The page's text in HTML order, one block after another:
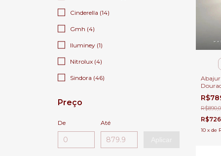
Cinderella (14)
Gmh (4)
Iluminey (1)
Nitrolux (4)
Sindora (46)
Preço
De Até
Abajur
10 x de